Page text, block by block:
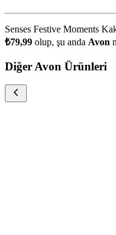
Senses Festive Moments
₺79,99 olup, şu anda Avon
Diğer Avon Ürünleri